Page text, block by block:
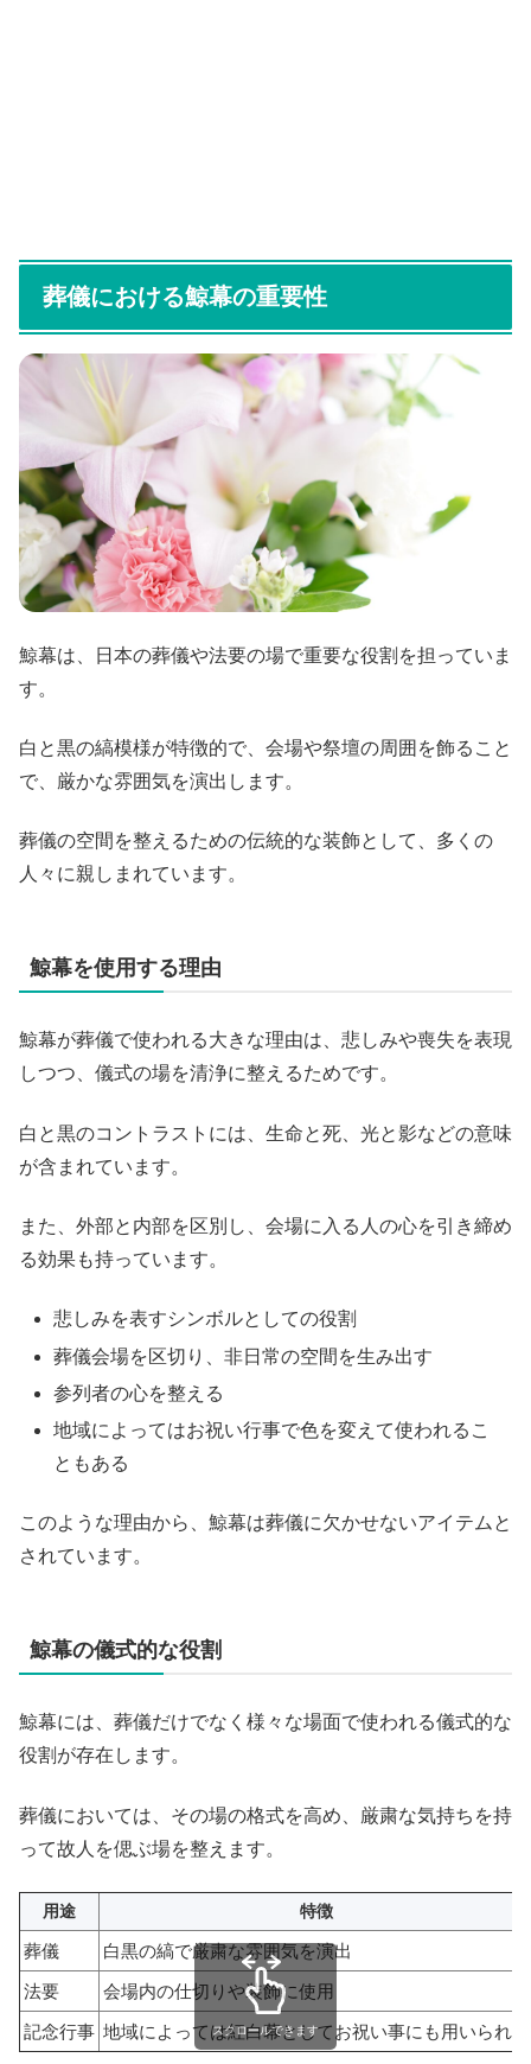
葬儀における鯨幕の重要性
鯨幕は、日本の葬儀や法要の場で重要な役割を担っていま
す。
白と黒の縞模様が特徴的で、会場や祭壇の周囲を飾ること
で、厳かな雰囲気を演出します。
葬儀の空間を整えるための伝統的な装飾として、多くの
人々に親しまれています。
鯨幕を使用する理由
鯨幕が葬儀で使われる大きな理由は、悲しみや喪失を表現
しつつ、儀式の場を清浄に整えるためです。
白と黒のコントラストには、生命と死、光と影などの意味
が含まれています。
また、外部と内部を区別し、会場に入る人の心を引き締め
る効果も持っています。
悲しみを表すシンボルとしての役割
葬儀会場を区切り、非日常の空間を生み出す
参列者の心を整える
地域によってはお祝い行事で色を変えて使われるこ
ともある
このような理由から、鯨幕は葬儀に欠かせないアイテムと
されています。
鯨幕の儀式的な役割
鯨幕には、葬儀だけでなく様々な場面で使われる儀式的な
役割が存在します。
葬儀においては、その場の格式を高め、厳粛な気持ちを持
って故人を偲ぶ場を整えます。
用途 特徴
葬儀
白黒の縞で厳粛な雰囲気を演出
法要
会場内の仕切りや装飾に使用
記念行事 地域によっては紅白幕としてお祝い事にも用いられる
スクロールできます